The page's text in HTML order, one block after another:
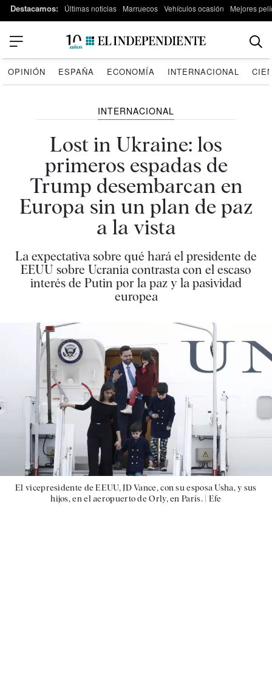
Destacamos: Últimas noticias Marruecos Vehículos ocasión Mejores
OPINIÓN ESPAÑA ECONOMÍA INTERNACIONAL
INTERNACIONAL
Lost in Ukraine: los
primeros espadas de
Trump desembarcan en
Europa sin un plan de paz
a la vista
La expectativa sobre qué hará el presidente de
EEUU sobre Ucrania contrasta con el escaso
interés de Putin por la paz y la pasividad
europea
El vicepresidente de EEUU, JD Vance, con su esposa Usha, y sus
hijos, en el aeropuerto de Orly, en París. | Efe